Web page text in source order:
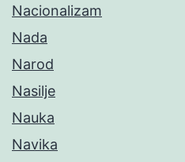
Nacionalizam
Nada
Narod
Nasilje
Nauka
Navika